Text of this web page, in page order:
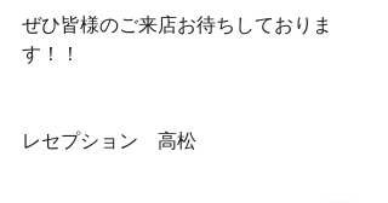
ぜひ皆様のご来店お待ちしておりま
す！！
レセプション　高松